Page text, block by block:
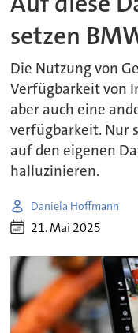
setzen
Die Nutzung von
Verfügbarkeit von
aber auch eine
verfügbarkeit. Nur
auf den eigenen
halluzinieren.
Daniela Hoffmann
21. Mai 2025